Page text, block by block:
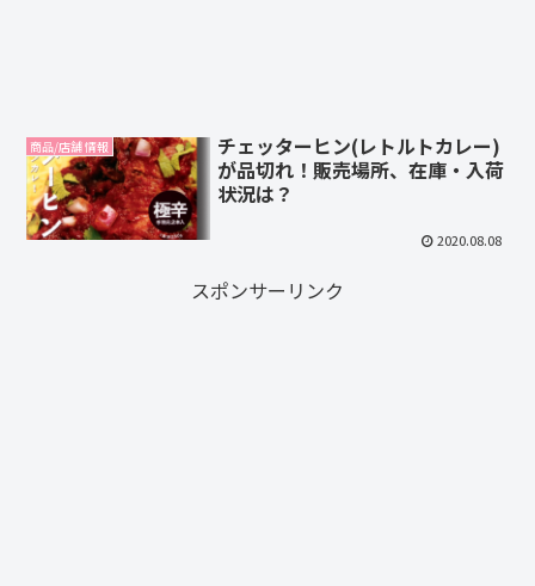
商品/店舗 情報
チェッターヒン(レトルトカレー)
が品切れ！販売場所、在庫・入荷
状況は？
2020.08.08
スポンサーリンク